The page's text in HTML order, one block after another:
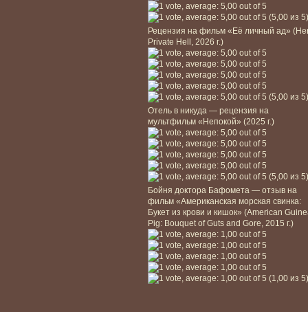
(5,00 из 5)
Рецензия на фильм «Её личный ад»
Private Hell, 2026 г.)
(5,00 из 5)
Отель в никуда — рецензия на
мультфильм «Непокой» (2025 г.)
(5,00 из 5)
Бойня доктора Бафомета — отзыв на
фильм «Американская морская свинка:
Букет из крови и кишок» (American
Pig: Bouquet of Guts and Gore, 2015 г.)
(1,00 из 5)